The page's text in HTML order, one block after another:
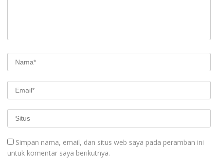
Simpan nama, email, dan situs web saya pada peramban ini
untuk komentar saya berikutnya.